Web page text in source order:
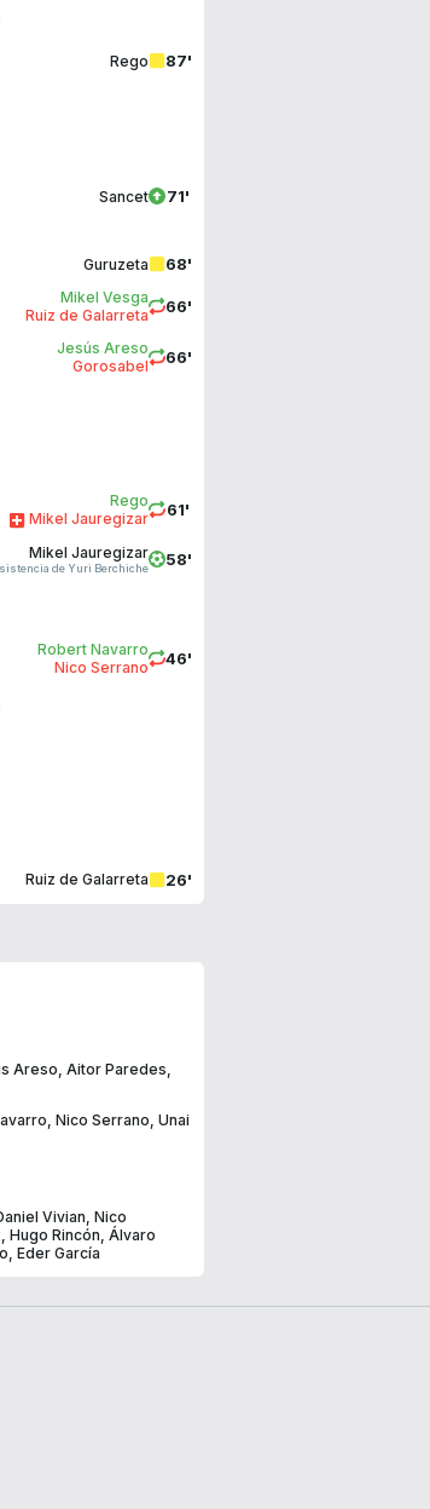
87'
Rego
71'
Sancet
68'
Guruzeta
66'
Mikel Vesga
Ruiz de Galarreta
66'
Jesús Areso
Gorosabel
61'
Rego
Mikel Jauregizar
58'
Mikel Jauregizar
de Yuri Berchiche
46'
Robert Navarro
Nico Serrano
26'
Ruiz de Galarreta
Areso Aitor Paredes
Nico Serrano Unai
Vivian Nico
Hugo Rincón Álvaro
Eder García